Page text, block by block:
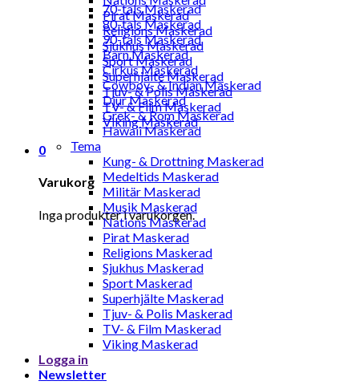
Pirat Maskerad
Religions Maskerad
Sjukhus Maskerad
Sport Maskerad
Superhjälte Maskerad
Tjuv- & Polis Maskerad
TV- & Film Maskerad
Viking Maskerad
0
Varukorg
Inga produkter i varukorgen.
70-tals Maskerad
80-tals Maskerad
90-tals Maskerad
Barn Maskerad
Cirkus Maskerad
Cowboy- & Indian Maskerad
Djur Maskerad
Grek- & Rom Maskerad
Hawaii Maskerad
Tema
Kung- & Drottning Maskerad
Medeltids Maskerad
Militär Maskerad
Musik Maskerad
Nations Maskerad
Pirat Maskerad
Religions Maskerad
Sjukhus Maskerad
Sport Maskerad
Superhjälte Maskerad
Tjuv- & Polis Maskerad
TV- & Film Maskerad
Viking Maskerad
Logga in
Newsletter